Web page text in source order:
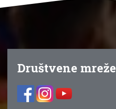
Društvene mreže